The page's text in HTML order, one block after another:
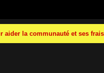
aider la communauté et ses